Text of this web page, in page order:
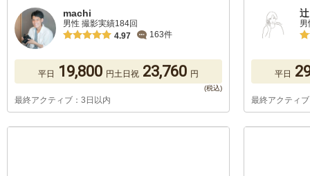
machi
男性 撮影実績184回
4.97
163件
平日 19,800 円土日祝 23,760 円
最終アクティブ：3日以内
平日
最終アクティ